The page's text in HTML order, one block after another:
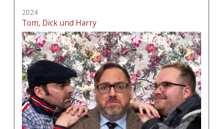
2024
Tom, Dick und Harry